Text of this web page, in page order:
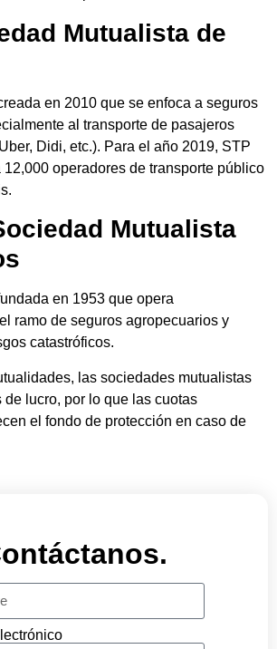
Mutualista de
en 2010 que se enfoca a seguros
al transporte de pasajeros
Didi, etc.). Para el año 2019, STP
12,000 operadores de transporte público
Mutualista
en 1953 que opera
ramo de seguros agropecuarios y
catastróficos.
las sociedades mutualistas
de lucro, por lo que las cuotas
el fondo de protección en caso de